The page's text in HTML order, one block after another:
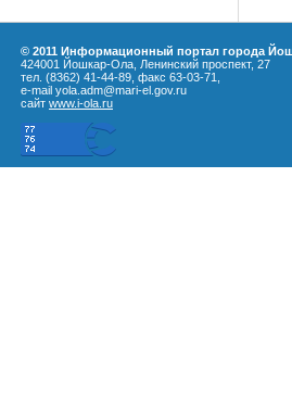
© 2011 Информационный портал города
424001 Йошкар-Ола, Ленинский проспект, 27
тел. (8362) 41-44-89, факс 63-03-71,
e-mail yola.adm@mari-el.gov.ru
сайт www.i-ola.ru